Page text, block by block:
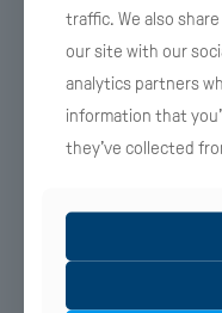
υπήρχε σε
Μεσογείου.
brand,
τότε στην
το οποίο έχει
συγχαρητήρια
μας που
traffic. We also
our site with our
analytics partners
information that
they’ve collected